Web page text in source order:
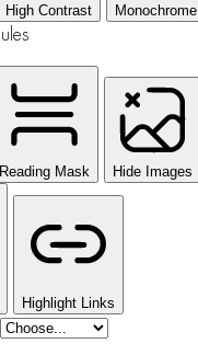
High Contrast Monochrome
Reading Mask Hide Images
Highlight Links